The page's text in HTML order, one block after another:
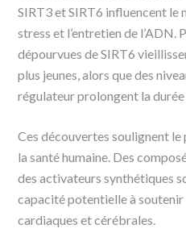
SIRT3 et SIRT6 influencent le
stress et l’entretien de l’ADN.
dépourvues de SIRT6
plus jeunes, alors que des
régulateur prolongent la durée
Ces découvertes soulignent
la santé humaine. Des
des activateurs synthétiques
capacité potentielle à
cardiaques et cérébrales.